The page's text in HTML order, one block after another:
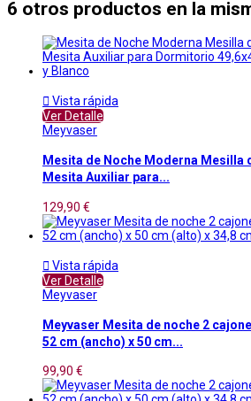
6 otros productos en la
 Vista rápida
Ver Detalle
Meyvaser
Mesita de Noche Moderna Mesilla
Mesita Auxiliar para...
129,90 €
 Vista rápida
Ver Detalle
Meyvaser
Meyvaser Mesita de noche 2
52 cm (ancho) x 50 cm...
99,90 €